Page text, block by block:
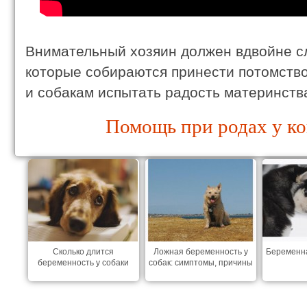
Внимательный хозяин должен вдвойне
которые собираются принести
и собакам испытать радость
Помощь при родах у
Сколько длится
беременность у собаки
Ложная беременность у
собак: симптомы, причины